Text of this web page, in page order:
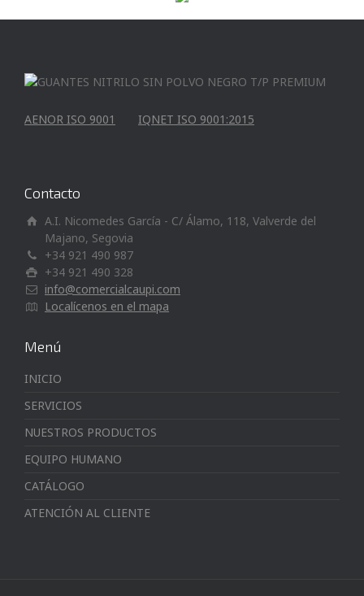
AENOR ISO 9001 IQNET ISO 9001:2015
Contacto
A.I. Nicomedes García - C/ Álamo, 118, Valverde del
Majano, Segovia
+34 921 490 987
+34 921 490 328
info@comercialcaupi.com
Localícenos en el mapa
Menú
INICIO
SERVICIOS
NUESTROS PRODUCTOS
EQUIPO HUMANO
CATÁLOGO
ATENCIÓN AL CLIENTE